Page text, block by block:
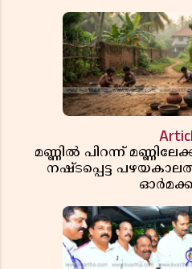
മണ്ണിൽ പിറന്ന്
നഷ്ടപ്പെട്ട